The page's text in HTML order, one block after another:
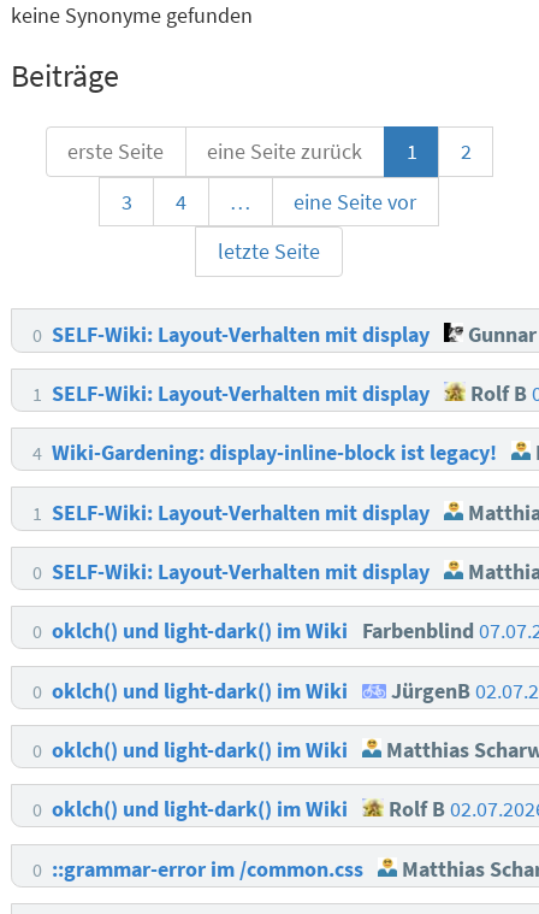
keine Synonyme gefunden
Beiträge
erste Seite eine Seite zurück 1
2
3
4 …
eine Seite vor
letzte Seite
0 SELF-Wiki: Layout-Verhalten mit display
1 SELF-Wiki: Layout-Verhalten mit display Rolf B
4 Wiki-Gardening: display-inline-block ist legacy!
1 SELF-Wiki: Layout-Verhalten mit display
0 SELF-Wiki: Layout-Verhalten mit display
0 oklch() und light-dark() im Wiki Farbenblind
0 oklch() und light-dark() im Wiki JürgenB
0 oklch() und light-dark() im Wiki Matthias
0 oklch() und light-dark() im Wiki Rolf B
0 ::grammar-error im /common.css Matthias